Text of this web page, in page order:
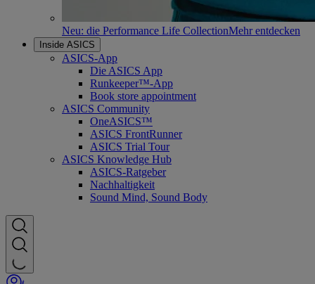
Neu: die Performance Life CollectionMehr entdecken
Inside ASICS
ASICS-App
Die ASICS App
Runkeeper™-App
Book store appointment
ASICS Community
OneASICS™
ASICS FrontRunner
ASICS Trial Tour
ASICS Knowledge Hub
ASICS-Ratgeber
Nachhaltigkeit
Sound Mind, Sound Body